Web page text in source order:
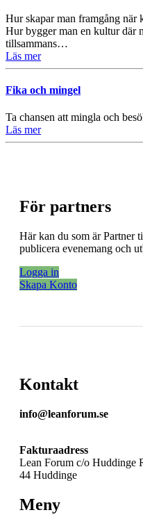
Hur skapar man framgång när
Hur bygger man en kultur där
tillsammans…
Läs mer
Fika och mingel
Ta chansen att mingla och
Läs mer
För partners
Här kan du som är Partner
publicera evenemang och
Logga in
Skapa Konto
Kontakt
info@leanforum.se
Fakturaadress
Lean Forum c/o Huddinge
44 Huddinge
Meny